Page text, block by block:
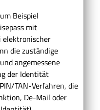
Beispiel
mit
elektronischer
die zuständige
angemessene
der Identität
TAN-Verfahren, die
De-Mail oder